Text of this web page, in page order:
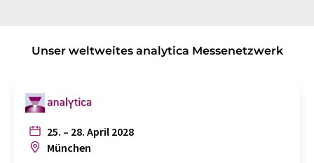
Unser weltweites analytica Messenetzwerk
25. – 28. April 2028
München